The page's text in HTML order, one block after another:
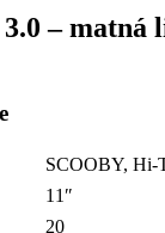
– matná
SCOOBY, Hi-
11″
20